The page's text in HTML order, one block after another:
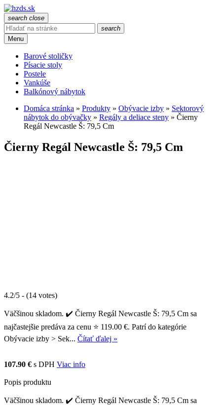
search close
search
Menu
Barové stoličky
Písacie stoly
Postele
Vankúše
Balkónový nábytok
Domáca stránka » Produkty » Obývacie izby » Sektorový
nábytok do obývačky » Regály a deliace steny » Čierny
Regál Newcastle Š: 79,5 Cm
Čierny Regál Newcastle Š: 79,5 Cm
4.2/5 - (14 votes)
Väčšinou skladom. ✔️ Čierny Regál Newcastle Š: 79,5 Cm sa
najčastejšie predáva za cenu ⭐ 119.00 €. Patrí do kategórie
Obývacie izby > Sek... Čítať ďalej »
107.90 € s DPH Viac info
Popis produktu
Väčšinou skladom. ✔️ Čierny Regál Newcastle Š: 79,5 Cm sa